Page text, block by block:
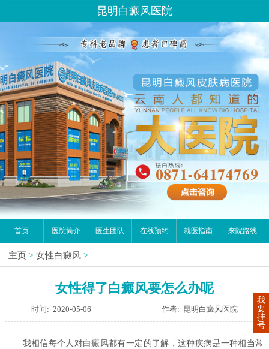
昆明白癜风医院
首页 医院简介 医生团队 在线预约 就医指南 来院路线
主页 > 女性白癜风 >
女性得了白癜风要怎么办呢
时间: 2020-05-06 作者: 昆明白癜风医院
我相信每个人对白癜风都有一定的了解，这种疾病是一种相当常
我
要
挂
号